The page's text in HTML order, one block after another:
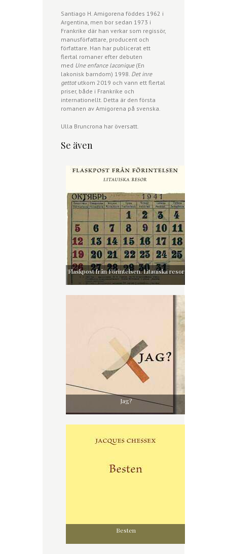
Santiago H. Amigorena föddes 1962 i
Argentina, men bor sedan 1973 i
Frankrike där han verkar som regissör,
manusförfattare, producent och
författare. Han har publicerat ett
flertal romaner efter debuten
med Une enfance laconique(En
lakonisk barndom) 1998. Det inre
gettot utkom 2019 och vann ett flertal
priser, både i Frankrike och
internationellt. Detta är den första
romanen av Amigorena på svenska.
Ulla Bruncrona har översatt.
Se även
Flaskpost från Förintelsen. Litauiska resor
Jag?
Besten